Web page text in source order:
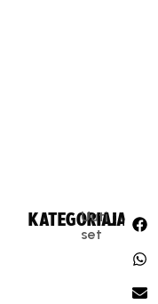
KATEGORIA:
Uuti
set
JAA: